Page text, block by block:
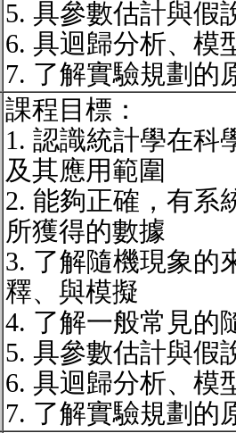
5. 具參數估計與假
6. 具迴歸分析、模
7. 了解實驗規劃的
課程目標：
1. 認識統計學在科
及其應用範圍
2. 能夠正確，有系
所獲得的數據
3. 了解隨機現象的
釋、與模擬
4. 了解一般常見的
5. 具參數估計與假
6. 具迴歸分析、模
7. 了解實驗規劃的